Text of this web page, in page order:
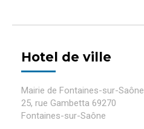
Hotel de ville
Mairie de Fontaines-sur-Saône
25, rue Gambetta 69270
Fontaines-sur-Saône